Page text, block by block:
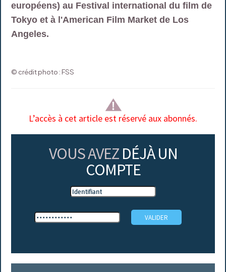
européens) au Festival international du film de
Tokyo et à l'American Film Market de Los
Angeles.
© crédit photo : FSS
L’accès à cet article est réservé aux abonnés.
VOUS AVEZ DÉJÀ UN
COMPTE